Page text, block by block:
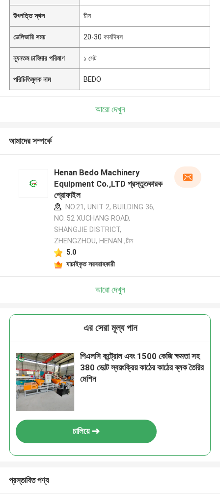
উৎপত্তি স্থল চীন
ডেলিভারি সময় 20-30 কার্যদিবস
ন্যূনতম চাহিদার পরিমাণ ১ সেট
পরিচিতিমুলক নাম BEDO
আরো দেখুন
আমাদের সম্পর্কে
Henan Bedo Machinery
Equipment Co.,LTD প্রস্তুতকারক
প্রোফাইল
NO.21, UNIT 2, BUILDING 36,
NO. 52 XUCHANG ROAD,
SHANGJIE DISTRICT,
ZHENGZHOU, HENAN ,চীন
5.0
যাচাইকৃত সরবরাহকারী
আরো দেখুন
এর সেরা মূল্য পান
পিএলসি কন্ট্রোল এবং 1500 কেজি ক্ষমতা সহ
380 ভোল্ট স্বয়ংক্রিয় কাঠের কাঠের ব্লক তৈরির
মেশিন
চালিয়ে
প্রস্তাবিত পণ্য